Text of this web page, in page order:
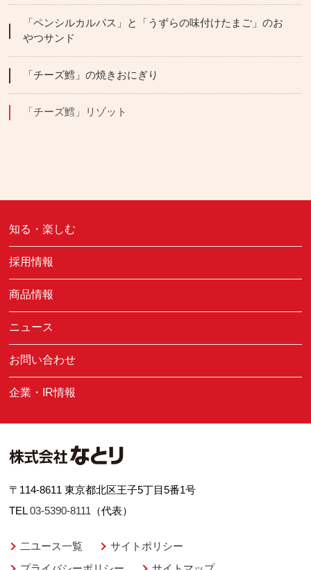
「ペンシルカルパス」と「うずらの味付けたまご」のお
やつサンド
「チーズ鱈」の焼きおにぎり
「チーズ鱈」リゾット
知る・楽しむ
採用情報
商品情報
ニュース
お問い合わせ
企業・IR情報
〒114-8611 東京都北区王子5丁目5番1号
TEL03-5390-8111 （代表）
二ユース一覧
サイトポリシー